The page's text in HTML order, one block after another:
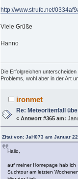
http://www.strufe.net/
Viele Grüße
Hanno
Die Erfolgreichen
Problems, wohl aber in der Art
ironmet
Re: Meteoritenfall
«Antwort #365 am:
Zitat von: JaH073 am Januar
Hallo,
auf meiner Homepage hab
Suchtour am letzten